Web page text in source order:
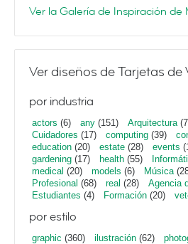
Ver la Galería de Inspiración
Ver diseños de Tarjetas
por industria
actors (6) any (151) Arquitectura
Cuidadores (17) computing (39)
education (20) estate (28) events
gardening (17) health (55)
medical (20) models (6) Música
Profesional (68) real (28) Agencia
Estudiantes (4) Formación (20)
por estilo
graphic (360) ilustración (62)